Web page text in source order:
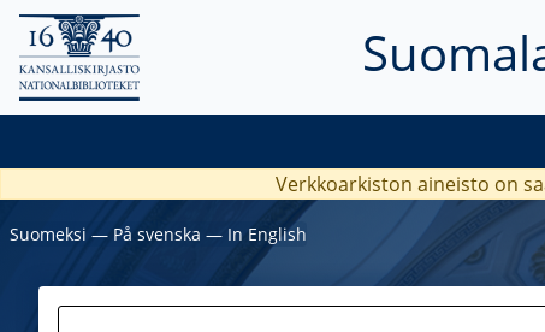
Verkkoarkiston aineisto on
Suomeksi ― På svenska ― In English